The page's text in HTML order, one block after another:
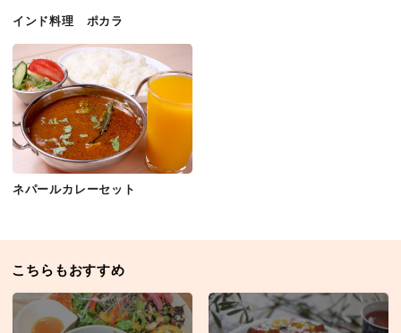
インド料理 ポカラ
ネパールカレーセット
こちらもおすすめ